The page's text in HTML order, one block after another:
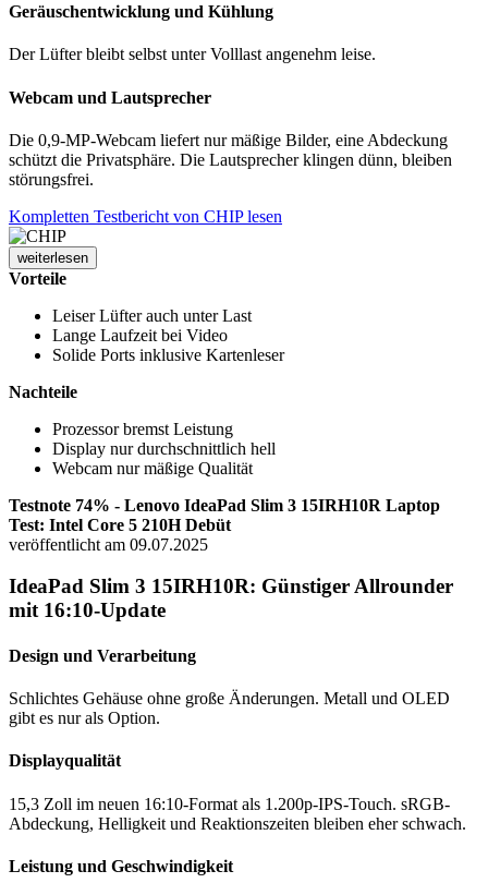
Geräuschentwicklung und Kühlung
Der Lüfter bleibt selbst unter Volllast angenehm leise.
Webcam und Lautsprecher
Die 0,9-MP-Webcam liefert nur mäßige Bilder, eine Abdeckung
schützt die Privatsphäre. Die Lautsprecher klingen dünn, bleiben
störungsfrei.
Kompletten Testbericht von CHIP lesen
weiterlesen
Vorteile
Leiser Lüfter auch unter Last
Lange Laufzeit bei Video
Solide Ports inklusive Kartenleser
Nachteile
Prozessor bremst Leistung
Display nur durchschnittlich hell
Webcam nur mäßige Qualität
Testnote 74% - Lenovo IdeaPad Slim 3 15IRH10R Laptop
Test: Intel Core 5 210H Debüt
veröffentlicht am 09.07.2025
IdeaPad Slim 3 15IRH10R: Günstiger Allrounder
mit 16:10-Update
Design und Verarbeitung
Schlichtes Gehäuse ohne große Änderungen. Metall und OLED
gibt es nur als Option.
Displayqualität
15,3 Zoll im neuen 16:10-Format als 1.200p-IPS-Touch. sRGB-
Abdeckung, Helligkeit und Reaktionszeiten bleiben eher schwach.
Leistung und Geschwindigkeit